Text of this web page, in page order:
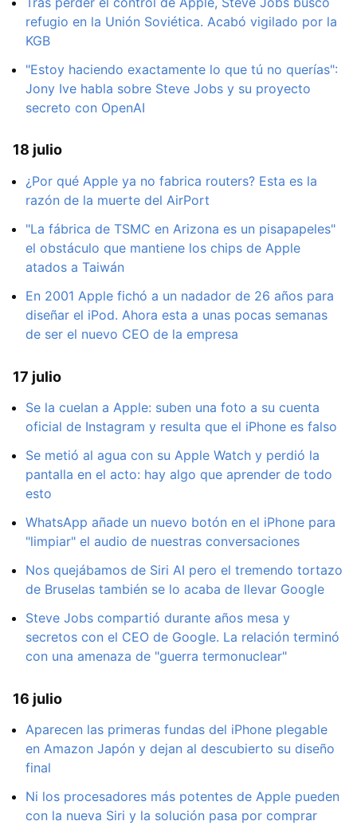
refugio en la Unión Soviética. Acabó vigilado por la
KGB
"Estoy haciendo exactamente lo que tú no querías":
Jony Ive habla sobre Steve Jobs y su proyecto
secreto con OpenAI
18 julio
¿Por qué Apple ya no fabrica routers? Esta es la
razón de la muerte del AirPort
"La fábrica de TSMC en Arizona es un pisapapeles"
el obstáculo que mantiene los chips de Apple
atados a Taiwán
En 2001 Apple fichó a un nadador de 26 años para
diseñar el iPod. Ahora esta a unas pocas semanas
de ser el nuevo CEO de la empresa
17 julio
Se la cuelan a Apple: suben una foto a su cuenta
oficial de Instagram y resulta que el iPhone es falso
Se metió al agua con su Apple Watch y perdió la
pantalla en el acto: hay algo que aprender de todo
esto
WhatsApp añade un nuevo botón en el iPhone para
"limpiar" el audio de nuestras conversaciones
Nos quejábamos de Siri AI pero el tremendo tortazo
de Bruselas también se lo acaba de llevar Google
Steve Jobs compartió durante años mesa y
secretos con el CEO de Google. La relación terminó
con una amenaza de "guerra termonuclear"
16 julio
Aparecen las primeras fundas del iPhone plegable
en Amazon Japón y dejan al descubierto su diseño
final
Ni los procesadores más potentes de Apple pueden
con la nueva Siri y la solución pasa por comprar